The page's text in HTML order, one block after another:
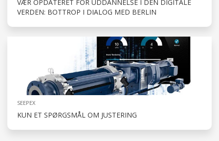
VÆR OPDATERET FOR UDDANNELSE I DEN DIGITALE
VERDEN: BOTTROP I DIALOG MED BERLIN
SEEPEX
KUN ET SPØRGSMÅL OM JUSTERING